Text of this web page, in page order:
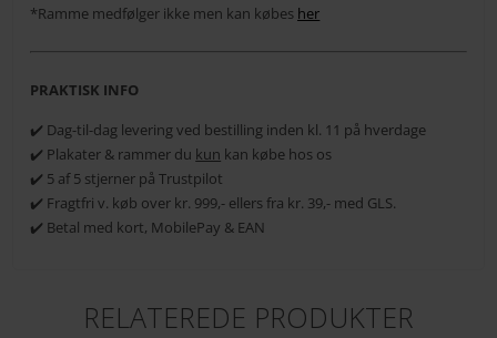
*Ramme medfølger ikke men kan købes her
PRAKTISK INFO
✔️ Dag-til-dag levering ved bestilling inden kl. 11 på hverdage
✔️ Plakater & rammer du kun kan købe hos os
✔️ 5 af 5 stjerner på Trustpilot
✔️ Fragtfri v. køb over kr. 999,- ellers fra kr. 39,- med GLS.
✔️ Betal med kort, MobilePay & EAN
RELATEREDE PRODUKTER